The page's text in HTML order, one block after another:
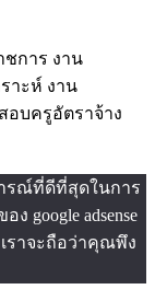
ชการ งาน
าะห์ งาน
อบครูอัตราจ้าง
รณ์ที่ดีที่สุดในการ
google adsense
ราจะถือว่าคุณพึง